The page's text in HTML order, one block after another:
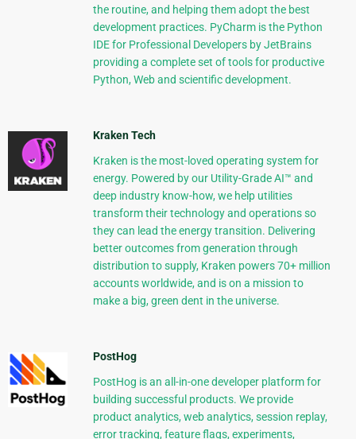
the routine, and helping them adopt the best
development practices. PyCharm is the Python
IDE for Professional Developers by JetBrains
providing a complete set of tools for productive
Python, Web and scientific development.
Kraken Tech
Kraken is the most-loved operating system for
energy. Powered by our Utility-Grade AI™ and
deep industry know-how, we help utilities
transform their technology and operations so
they can lead the energy transition. Delivering
better outcomes from generation through
distribution to supply, Kraken powers 70+ million
accounts worldwide, and is on a mission to
make a big, green dent in the universe.
PostHog
PostHog is an all-in-one developer platform for
building successful products. We provide
product analytics, web analytics, session replay,
error tracking, feature flags, experiments,